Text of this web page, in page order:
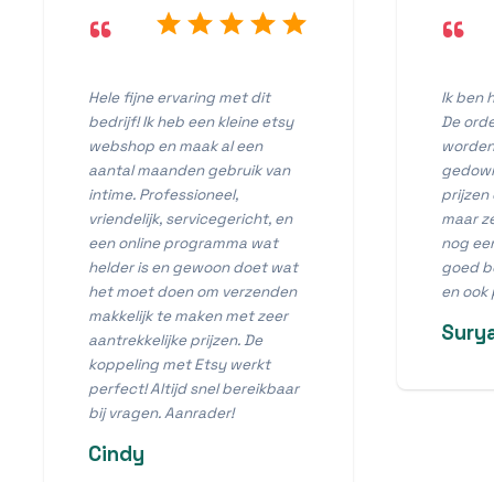
“
Hele fijne ervaring met dit
bedrijf! Ik heb een kleine etsy
webshop en maak al een
aantal maanden gebruik van
intime. Professioneel,
vriendelijk, servicegericht, en
een online programma wat
helder is en gewoon doet wat
het moet doen om verzenden
makkelijk te maken met zeer
aantrekkelijke prijzen. De
koppeling met Etsy werkt
perfect! Altijd snel bereikbaar
bij vragen. Aanrader!
Cindy
“
Ik ben
De
prijzen
maar
nog
goed
en ook